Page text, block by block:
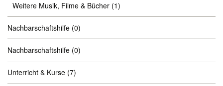
Weitere Musik, Filme & Bücher (1)
Nachbarschaftshilfe (0)
Nachbarschaftshilfe (0)
Unterricht & Kurse (7)